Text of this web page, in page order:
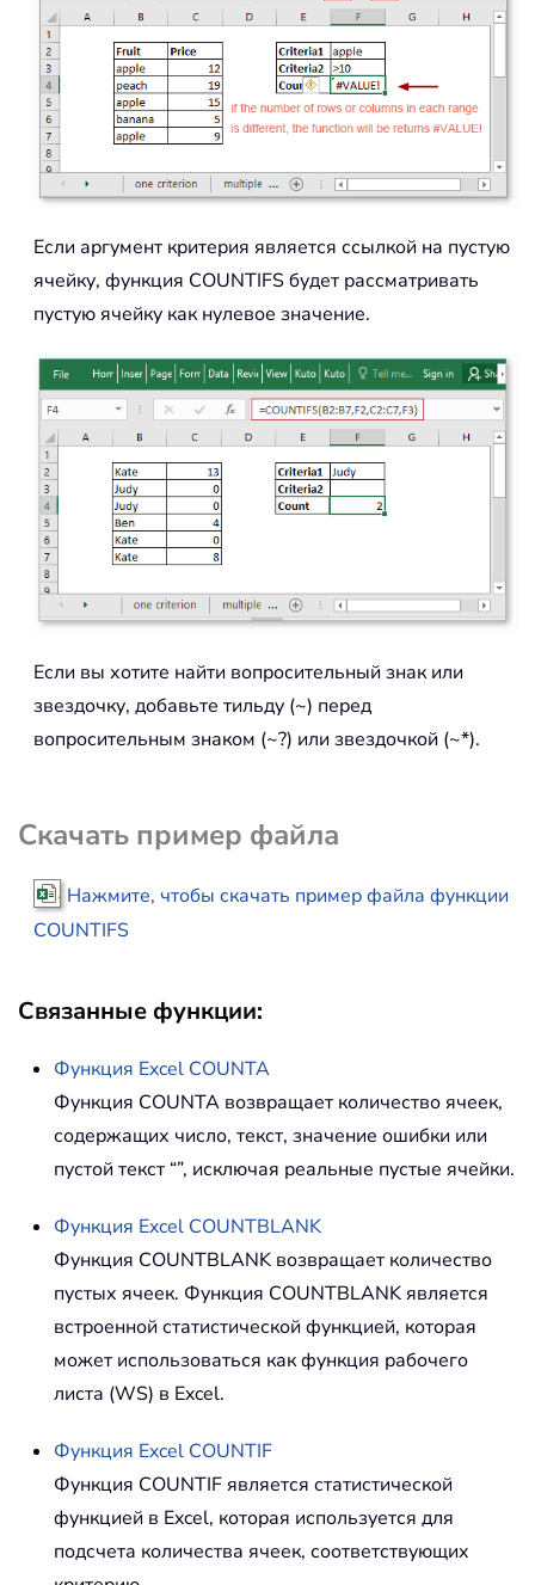
Если аргумент критерия является ссылкой на пустую
ячейку, функция COUNTIFS будет рассматривать
пустую ячейку как нулевое значение.
Если вы хотите найти вопросительный знак или
звездочку, добавьте тильду (~) перед
вопросительным знаком (~?) или звездочкой (~*).
Скачать пример файла
Нажмите, чтобы скачать пример файла функции
COUNTIFS
Связанные функции:
Функция Excel COUNTA
Функция COUNTA возвращает количество ячеек,
содержащих число, текст, значение ошибки или
пустой текст “”, исключая реальные пустые ячейки.
Функция Excel COUNTBLANK
Функция COUNTBLANK возвращает количество
пустых ячеек. Функция COUNTBLANK является
встроенной статистической функцией, которая
может использоваться как функция рабочего
листа (WS) в Excel.
Функция Excel COUNTIF
Функция COUNTIFявляется статистической
функцией в Excel, которая используется для
подсчета количества ячеек, соответствующих